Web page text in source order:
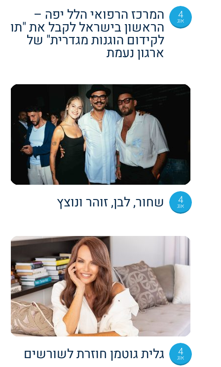
4
אוג המרכז הרפואי הלל יפה –
הראשון בישראל לקבל את "תו
לקידום הוגנות מגדרית" של
ארגון נעמת
4
אוג שחור, לבן, זוהר ונוצץ
4
אוג גלית גוטמן חוזרת לשורשים